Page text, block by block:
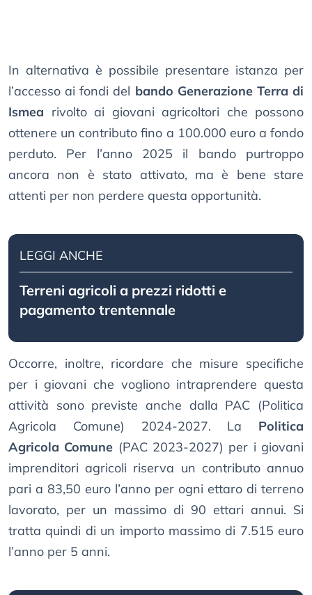
In alternativa è possibile presentare istanza per
l’accesso ai fondi del bando Generazione Terra di
Ismea rivolto ai giovani agricoltori che possono
ottenere un contributo fino a 100.000 euro a fondo
perduto. Per l’anno 2025 il bando purtroppo
ancora non è stato attivato, ma è bene stare
attenti per non perdere questa opportunità.
LEGGI ANCHE
Terreni agricoli a prezzi ridotti e
pagamento trentennale
Occorre, inoltre, ricordare che misure specifiche
per i giovani che vogliono intraprendere questa
attività sono previste anche dalla PAC (Politica
Agricola Comune) 2024-2027. La Politica
Agricola Comune (PAC 2023-2027) per i giovani
imprenditori agricoli riserva un contributo annuo
pari a 83,50 euro l’anno per ogni ettaro di terreno
lavorato, per un massimo di 90 ettari annui. Si
tratta quindi di un importo massimo di 7.515 euro
l’anno per 5 anni.